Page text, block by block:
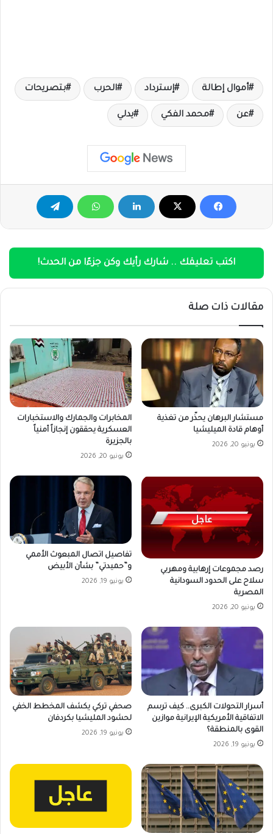
أموال إطالة إسترداد الحرب بتصريحات
عن محمد الفكي يدلي
اكتب تعليقك .. شارك رأيك وكن جزءًا من الحدث!
مقالات ذات صلة
مستشار البرهان يحذّر من تغذية
أوهام قادة الميليشيا
يونيو 20, 2026
المخابرات والجمارك والاستخبارات
العسكرية يحققون إنجازاً أمنياً
بالجزيرة
يونيو 20, 2026
رصد مجموعات إرهابية ومهربي
سلاح على الحدود السودانية
المصرية
يونيو 20, 2026
تفاصيل اتصال المبعوث الأممي
و”حميدتي” بشأن الأبيض
يونيو 19, 2026
أسرار التحولات الكبرى.. كيف ترسم
الاتفاقية الأمريكية الإيرانية موازين
القوى بالمنطقة؟
يونيو 19, 2026
صحفي تركي يكشف المخطط الخفي
لحشود المليشيا بكردفان
يونيو 19, 2026